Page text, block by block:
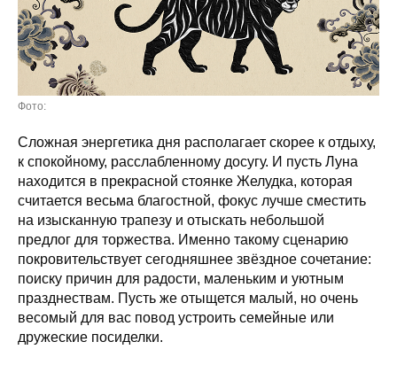
Фото:
Сложная энергетика дня располагает скорее к отдыху,
к спокойному, расслабленному досугу. И пусть Луна
находится в прекрасной стоянке Желудка, которая
считается весьма благостной, фокус лучше сместить
на изысканную трапезу и отыскать небольшой
предлог для торжества. Именно такому сценарию
покровительствует сегодняшнее звёздное сочетание:
поиску причин для радости, маленьким и уютным
празднествам. Пусть же отыщется малый, но очень
весомый для вас повод устроить семейные или
дружеские посиделки.